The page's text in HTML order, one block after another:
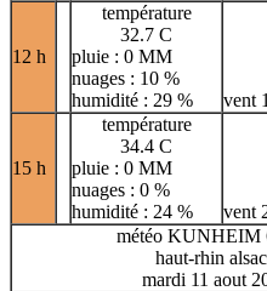
12 h
température
32.7 C
pluie : 0 MM
nuages : 10 %
humidité : 29 %
vent
15 h
température
34.4 C
pluie : 0 MM
nuages : 0 %
humidité : 24 %
vent
météo KUNHEIM
haut-rhin
mardi 11 aout